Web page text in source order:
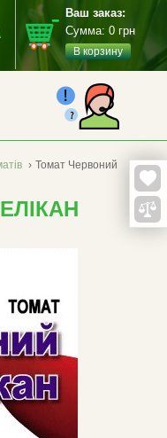
Ваш заказ:
Сумма: 0 грн
В корзину
› Томат Червоний